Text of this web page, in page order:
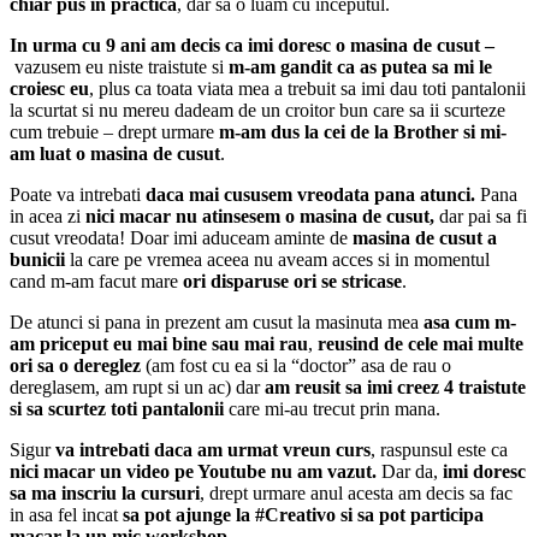
chiar pus in practica, dar sa o luam cu inceputul.
In urma cu 9 ani am decis ca imi doresc o masina de cusut –
vazusem eu niste traistute si m-am gandit ca as putea sa mi le
croiesc eu, plus ca toata viata mea a trebuit sa imi dau toti pantalonii
la scurtat si nu mereu dadeam de un croitor bun care sa ii scurteze
cum trebuie – drept urmare m-am dus la cei de la Brother si mi-
am luat o masina de cusut.
Poate va intrebati daca mai cususem vreodata pana atunci. Pana
in acea zi nici macar nu atinsesem o masina de cusut, dar pai sa fi
cusut vreodata! Doar imi aduceam aminte de masina de cusut a
bunicii la care pe vremea aceea nu aveam acces si in momentul
cand m-am facut mare ori disparuse ori se stricase.
De atunci si pana in prezent am cusut la masinuta mea asa cum m-
am priceput eu mai bine sau mai rau, reusind de cele mai multe
ori sa o dereglez (am fost cu ea si la “doctor” asa de rau o
dereglasem, am rupt si un ac) daram reusit sa imi creez 4 traistute
si sa scurtez toti pantalonii care mi-au trecut prin mana.
Sigurva intrebati daca am urmat vreun curs, raspunsul este ca
nici macar un video pe Youtube nu am vazut. Dar da, imi doresc
sa ma inscriu la cursuri, drept urmare anul acesta am decis sa fac
in asa fel incat sa pot ajunge la #Creativo si sa pot participa